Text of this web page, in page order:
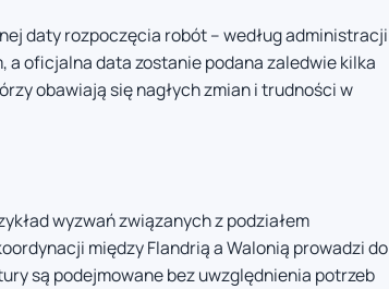
daty rozpoczęcia robót – według administracji
a oficjalna data zostanie podana zaledwie kilka
obawiają się nagłych zmian i trudności w
wyzwań związanych z podziałem
między Flandrią a Walonią prowadzi do
są podejmowane bez uwzględnienia potrzeb